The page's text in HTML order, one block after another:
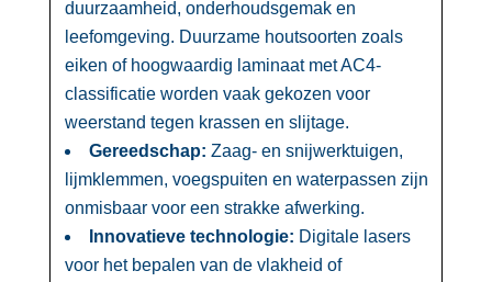
duurzaamheid, onderhoudsgemak en
leefomgeving.​ Duurzame houtsoorten zoals
eiken of hoogwaardig laminaat met AC4-
classificatie worden vaak gekozen voor
weerstand tegen krassen en slijtage.​
Gereedschap: Zaag- en snijwerktuigen,
lijmklemmen, voegspuiten en waterpassen zijn
onmisbaar voor een strakke afwerking.​
Innovatieve technologie: Digitale lasers
voor het bepalen van de vlakheid of